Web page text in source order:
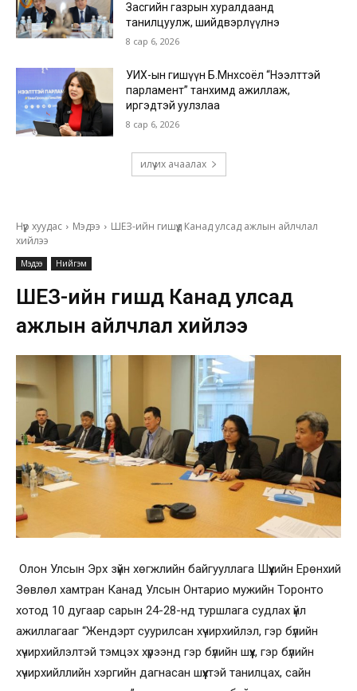
Засгийн газрын хуралдаанд
танилцуулж, шийдвэрлүүлнэ
8 сар 6, 2026
УИХ-ын гишүүн Б.Мөнхсоёл “Нээлттэй
парламент” танхимд ажиллаж,
иргэдтэй уулзлаа
8 сар 6, 2026
илүү их ачаалах